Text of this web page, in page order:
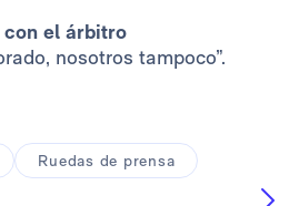
el árbitro
nosotros tampoco”.
Ruedas de prensa